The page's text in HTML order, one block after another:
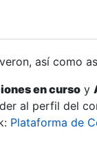
así como
en curso y
al perfil del
Plataforma de